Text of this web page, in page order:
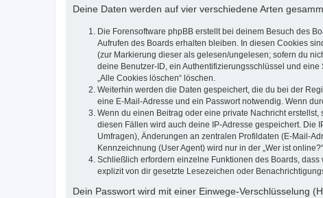
Deine Daten werden auf vier verschiedene Arten
Die Forensoftware phpBB erstellt bei deinem Besuch des
Aufrufen des Boards erhalten bleiben. In diesen Cookies
(zur Markierung dieser als gelesen/ungelesen; sofern du
deine Benutzer-ID, ein Authentifizierungsschlüssel und
„Alle Cookies löschen“ löschen.
Weiterhin werden die Daten gespeichert, die du bei der
eine E-Mail-Adresse und ein Passwort notwendig. Wenn
Wenn du einen Beitrag oder eine private Nachricht
diesen Fällen wird auch deine IP-Adresse gespeichert. Die
Umfragen), Änderungen an zentralen Profildaten (E-Mail-
Kennzeichnung (User Agent) wird nur in der „Wer ist
Schließlich erfordern einzelne Funktionen des Boards,
explizit von dir gesetzte Lesezeichen oder
Dein Passwort wird mit einer Einwege-Verschlüsselung